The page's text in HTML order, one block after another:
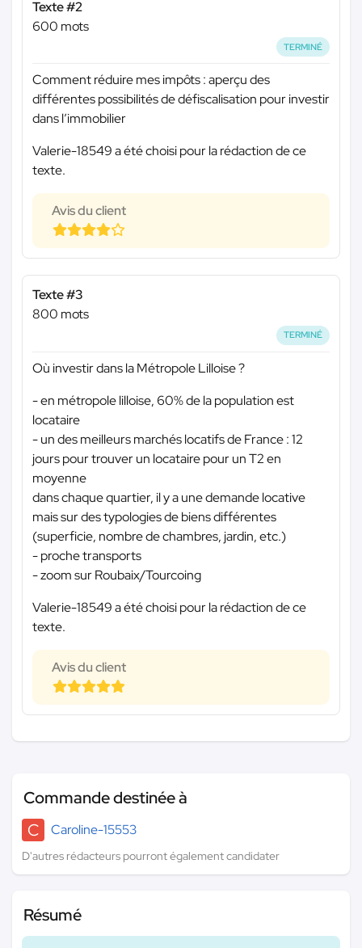
Texte #2
600 mots
TERMINÉ
Comment réduire mes impôts : aperçu des
différentes possibilités de défiscalisation pour investir
dans l’immobilier
Valerie-18549 a été choisi pour la rédaction de ce
texte.
Avis du client
Texte #3
800 mots
TERMINÉ
Où investir dans la Métropole Lilloise ?
- en métropole lilloise, 60% de la population est
locataire
- un des meilleurs marchés locatifs de France : 12
jours pour trouver un locataire pour un T2 en
moyenne
dans chaque quartier, il y a une demande locative
mais sur des typologies de biens différentes
(superficie, nombre de chambres, jardin, etc.)
- proche transports
- zoom sur Roubaix/Tourcoing
Valerie-18549 a été choisi pour la rédaction de ce
texte.
Avis du client
Commande destinée à
C
Caroline-15553
D'autres rédacteurs pourront également candidater
Résumé